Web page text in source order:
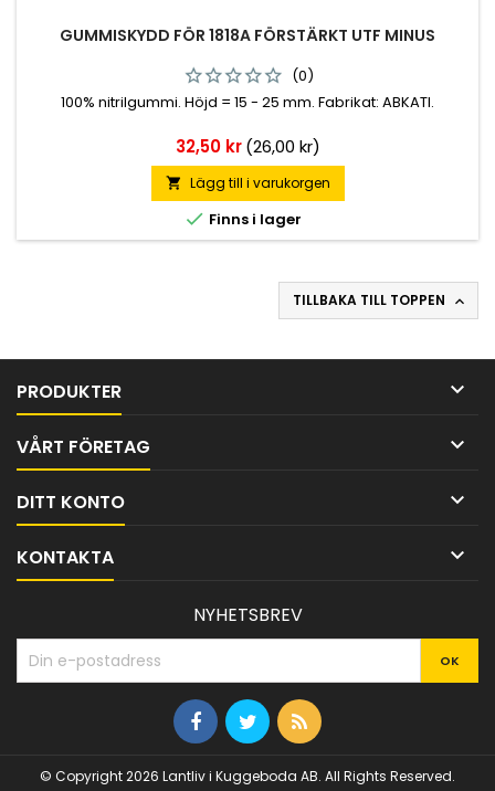
GUMMISKYDD FÖR 1818A FÖRSTÄRKT UTF MINUS
(0)
100% nitrilgummi. Höjd = 15 - 25 mm. Fabrikat: ABKATI.
Pris
32,50 kr (26,00 kr)
 Lägg till i varukorgen
 Finns i lager
TILLBAKA TILL TOPPEN 
PRODUKTER 
VÅRT FÖRETAG 
DITT KONTO 
KONTAKTA 
NYHETSBREV
© Copyright 2026 Lantliv i Kuggeboda AB. All Rights Reserved.